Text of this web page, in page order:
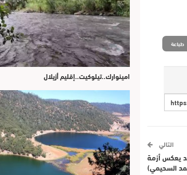
طباعة
التالي
يعكس أزمة
السحيمي)
امينوارك..تيلوكيت..إقليم أزيلال